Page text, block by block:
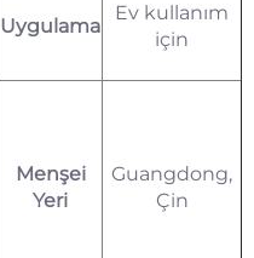
Uygulama
Ev kullanım
için
Menşei
Yeri
Guangdong,
Çin